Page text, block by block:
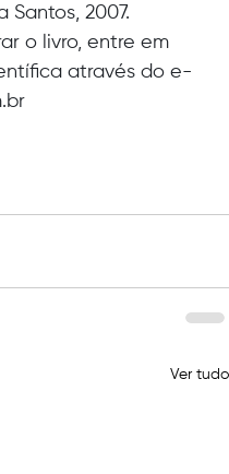
Santos, 2007.
o livro, entre em
através do e-
Ver tudo